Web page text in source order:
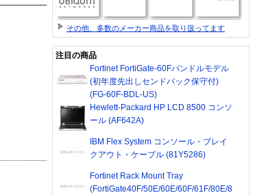
その他、多数のメーカー商品を取り扱ってます
注目の商品
Fortinet FortiGate-60Fバンドルモデル
(初年度先出しセンドバック保守付)
(FG-60F-BDL-US)
Hewlett-Packard HP LCD 8500 コンソ
ール (AF642A)
IBM Flex System コンソール・ブレイ
クアウト・ケーブル (81Y5286)
Fortinet Rack Mount Tray
(FortiGate40F/50E/60E/60F/61F/80E/8